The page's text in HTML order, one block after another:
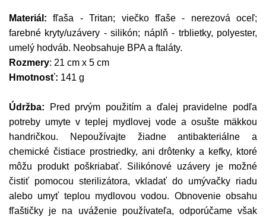
Materiál:
fľaša - Tritan; viečko fľaše - nerezová oceľ;
farebné kryty/uzávery - silikón; náplň - trblietky, polyester,
umelý hodváb. Neobsahuje BPA a ftaláty.
Rozmery: 21 cm x 5 cm
Hmotnosť: 141 g
Údržba: Pred prvým použitím a ďalej pravidelne podľa
potreby umyte v teplej mydlovej vode a osušte mäkkou
handričkou. Nepoužívajte žiadne antibakteriálne a
chemické čistiace prostriedky, ani drôtenky a kefky, ktoré
môžu produkt poškriabať. Silikónové uzávery je možné
čistiť pomocou sterilizátora, vkladať do umývačky riadu
alebo umyť teplou mydlovou vodou. Obnovenie obsahu
fľaštičky je na uváženie používateľa, odporúčame však